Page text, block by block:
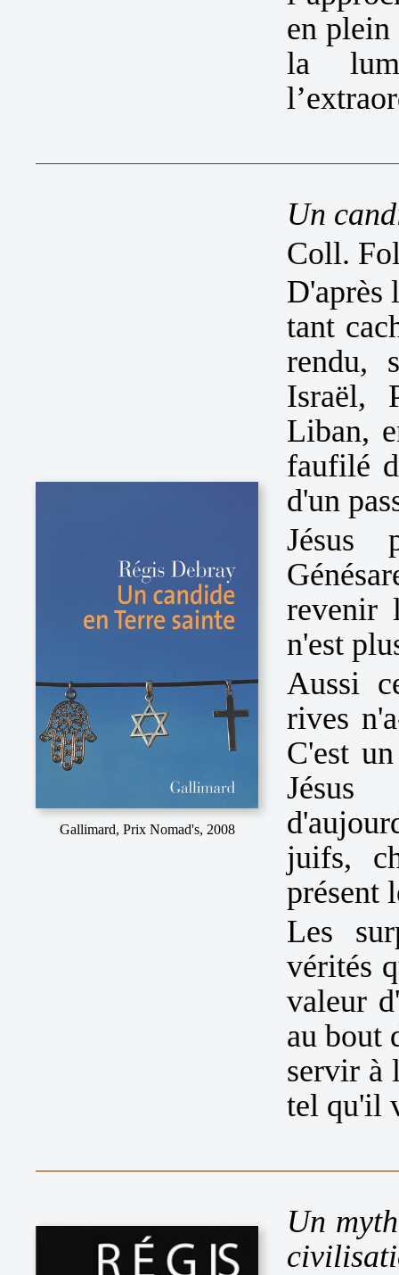
en
la
Gallimard, Prix Nomad's, 2008
Un
Coll.
D'après
tant
rendu,
Israël,
Liban,
faufilé
d'un
Jésus
revenir
n'est
Aussi
rives
C'est
Jésus
juifs,
présent
Les
vérités
valeur
au bout
servir à
tel qu'il
Un